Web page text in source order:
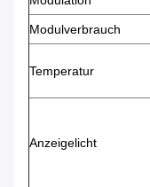
Modulverbrauch
Temperatur
Anzeigelicht